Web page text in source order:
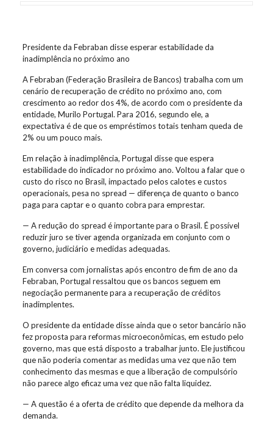
Presidente da Febraban disse esperar estabilidade da
inadimplência no próximo ano
A Febraban (Federação Brasileira de Bancos) trabalha com um
cenário de recuperação de crédito no próximo ano, com
crescimento ao redor dos 4%, de acordo com o presidente da
entidade, Murilo Portugal. Para 2016, segundo ele, a
expectativa é de que os empréstimos totais tenham queda de
2% ou um pouco mais.
Em relação à inadimplência, Portugal disse que espera
estabilidade do indicador no próximo ano. Voltou a falar que o
custo do risco no Brasil, impactado pelos calotes e custos
operacionais, pesa no spread — diferença de quanto o banco
paga para captar e o quanto cobra para emprestar.
— A redução do spread é importante para o Brasil. É possível
reduzir juro se tiver agenda organizada em conjunto com o
governo, judiciário e medidas adequadas.
Em conversa com jornalistas após encontro de fim de ano da
Febraban, Portugal ressaltou que os bancos seguem em
negociação permanente para a recuperação de créditos
inadimplentes.
O presidente da entidade disse ainda que o setor bancário não
fez proposta para reformas microeconômicas, em estudo pelo
governo, mas que está disposto a trabalhar junto. Ele justificou
que não poderia comentar as medidas uma vez que não tem
conhecimento das mesmas e que a liberação de compulsório
não parece algo eficaz uma vez que não falta liquidez.
— A questão é a oferta de crédito que depende da melhora da
demanda.